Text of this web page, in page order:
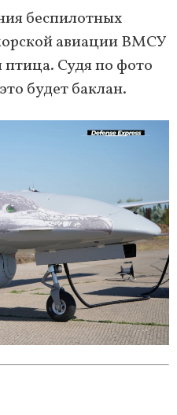
беспилотных
авиации ВМСУ
птица. Судя по фото
будет баклан.